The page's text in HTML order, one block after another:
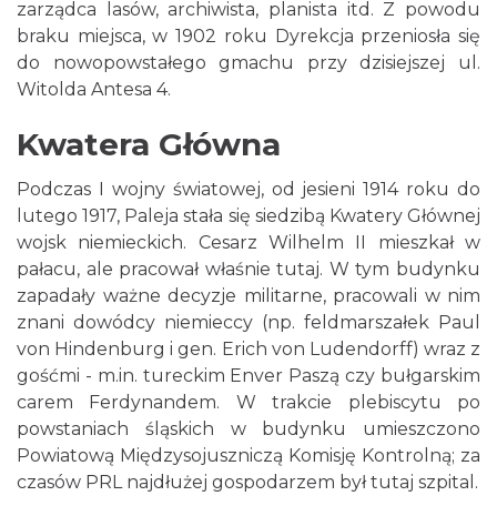
zarządca lasów, archiwista, planista itd. Z powodu
braku miejsca, w 1902 roku Dyrekcja przeniosła się
do nowopowstałego gmachu przy dzisiejszej ul.
Witolda Antesa 4.
Kwatera Główna
Podczas I wojny światowej, od jesieni 1914 roku do
lutego 1917, Paleja stała się siedzibą Kwatery Głównej
wojsk niemieckich. Cesarz Wilhelm II mieszkał w
pałacu, ale pracował właśnie tutaj. W tym budynku
zapadały ważne decyzje militarne, pracowali w nim
znani dowódcy niemieccy (np. feldmarszałek Paul
von Hindenburg i gen. Erich von Ludendorff) wraz z
gośćmi - m.in. tureckim Enver Paszą czy bułgarskim
carem Ferdynandem. W trakcie plebiscytu po
powstaniach śląskich w budynku umieszczono
Powiatową Międzysojuszniczą Komisję Kontrolną; za
czasów PRL najdłużej gospodarzem był tutaj szpital.